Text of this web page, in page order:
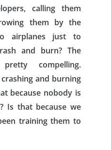
calling them
them by the
airplanes just to
and burn? The
compelling.
crashing and burning
because nobody is
Is that because we
training them to